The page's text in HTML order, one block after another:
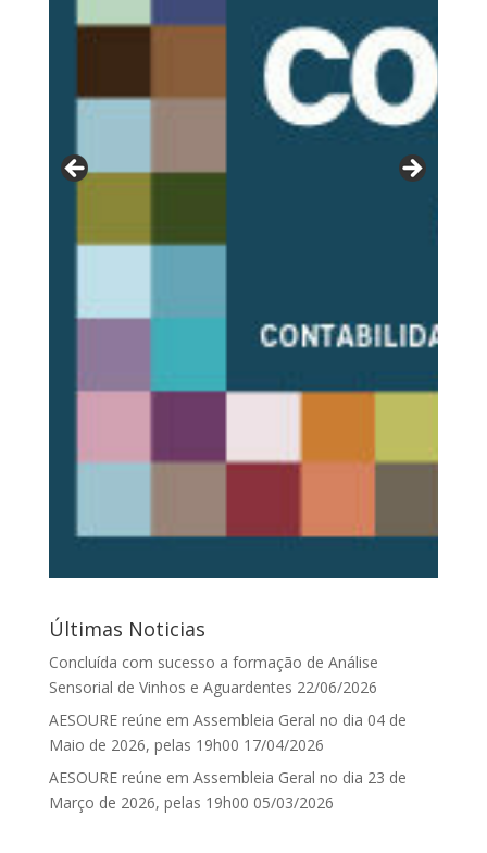
Últimas Noticias
Concluída com sucesso a formação de Análise
Sensorial de Vinhos e Aguardentes 22/06/2026
AESOURE reúne em Assembleia Geral no dia 04 de
Maio de 2026, pelas 19h00 17/04/2026
AESOURE reúne em Assembleia Geral no dia 23 de
Março de 2026, pelas 19h00 05/03/2026